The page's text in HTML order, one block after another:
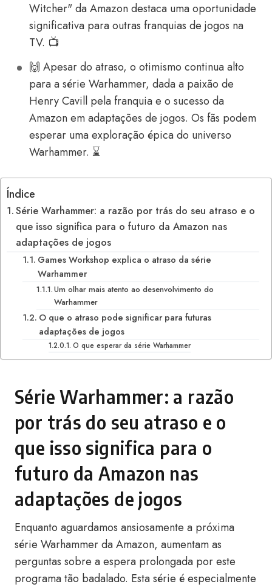
Witcher" da Amazon destaca uma oportunidade
significativa para outras franquias de jogos na
TV. 📺
🙌 Apesar do atraso, o otimismo continua alto
para a série Warhammer, dada a paixão de
Henry Cavill pela franquia e o sucesso da
Amazon em adaptações de jogos. Os fãs podem
esperar uma exploração épica do universo
Warhammer. ⌛
Índice
Série Warhammer: a razão por trás do seu atraso e o
que isso significa para o futuro da Amazon nas
adaptações de jogos
Games Workshop explica o atraso da série
Warhammer
Um olhar mais atento ao desenvolvimento do
Warhammer
O que o atraso pode significar para futuras
adaptações de jogos
O que esperar da série Warhammer
Série Warhammer: a razão
por trás do seu atraso e o
que isso significa para o
futuro da Amazon nas
adaptações de jogos
Enquanto aguardamos ansiosamente a próxima
série Warhammer da Amazon, aumentam as
perguntas sobre a espera prolongada por este
programa tão badalado. Esta série é especialmente